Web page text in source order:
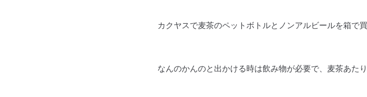
カクヤスで麦茶のペットボトルとノンアルビールを箱で買
なんのかんのと出かける時は飲み物が必要で、麦茶あたり